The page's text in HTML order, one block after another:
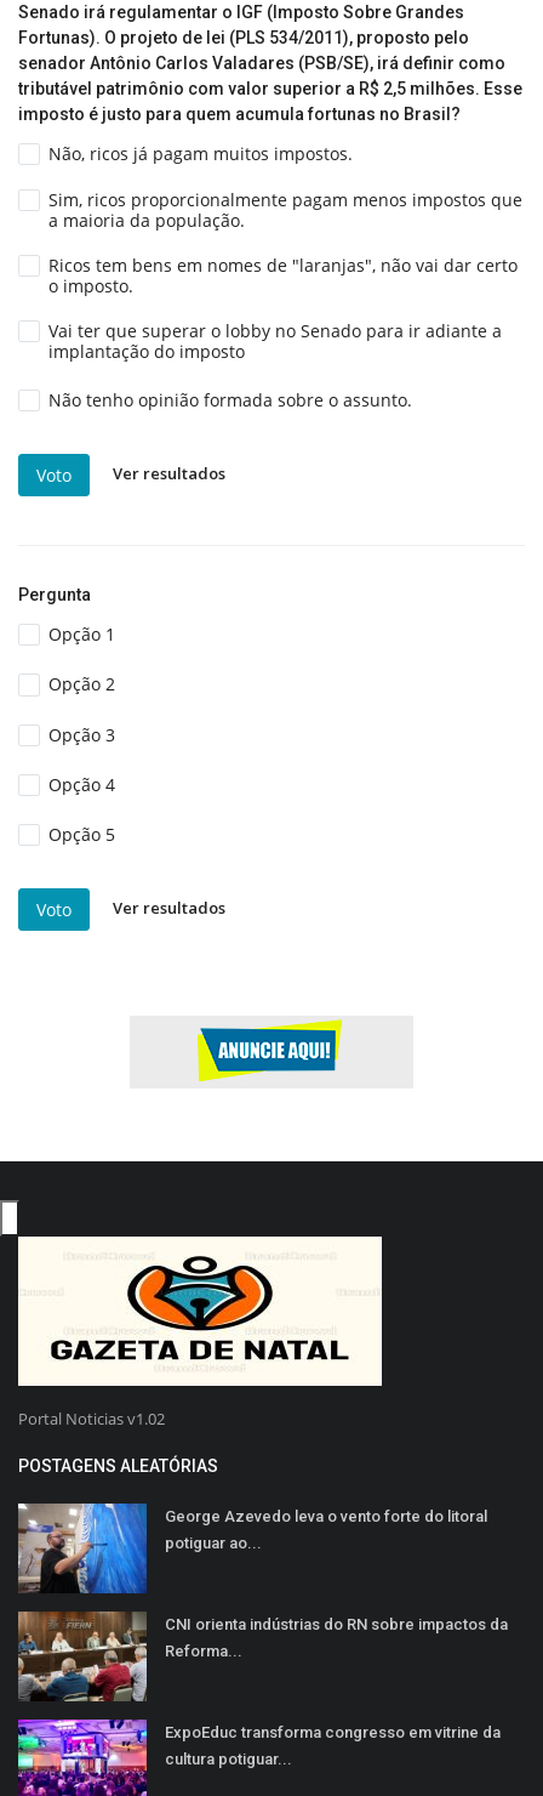
Senado irá regulamentar o IGF (Imposto Sobre Grandes
Fortunas). O projeto de lei (PLS 534/2011), proposto pelo
senador Antônio Carlos Valadares (PSB/SE), irá definir como
tributável patrimônio com valor superior a R$ 2,5 milhões. Esse
imposto é justo para quem acumula fortunas no Brasil?
Não, ricos já pagam muitos impostos.
Sim, ricos proporcionalmente pagam menos impostos que
a maioria da população.
Ricos tem bens em nomes de "laranjas", não vai dar certo
o imposto.
Vai ter que superar o lobby no Senado para ir adiante a
implantação do imposto
Não tenho opinião formada sobre o assunto.
Voto Ver resultados
Pergunta
Opção 1
Opção 2
Opção 3
Opção 4
Opção 5
Voto Ver resultados
Portal Noticias v1.02
POSTAGENS ALEATÓRIAS
George Azevedo leva o vento forte do litoral
potiguar ao...
CNI orienta indústrias do RN sobre impactos da
Reforma...
ExpoEduc transforma congresso em vitrine da
cultura potiguar...